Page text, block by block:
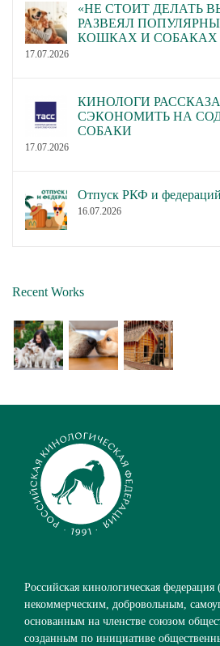
«НЕ СТОИТ ДЕЛАТЬ
РАЗВЕЯЛ
КОШКАХ И СОБАКАХ
17.07.2026
КИНОЛОГИ
СЭКОНОМИТЬ НА
СОБАКИ
17.07.2026
Отпуск РКФ и федераций
16.07.2026
Recent Works
Российская кинологическая
некоммерческим, добровольным,
основанным на членстве союзом
созданным по инициативе